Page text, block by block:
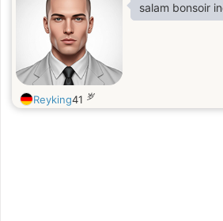
salam bonsoir
Reyking41 岁